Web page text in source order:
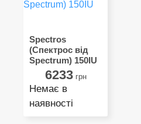
Spectros
(Спектрос від
Spectrum) 150IU
6233грн
Немає в
наявності